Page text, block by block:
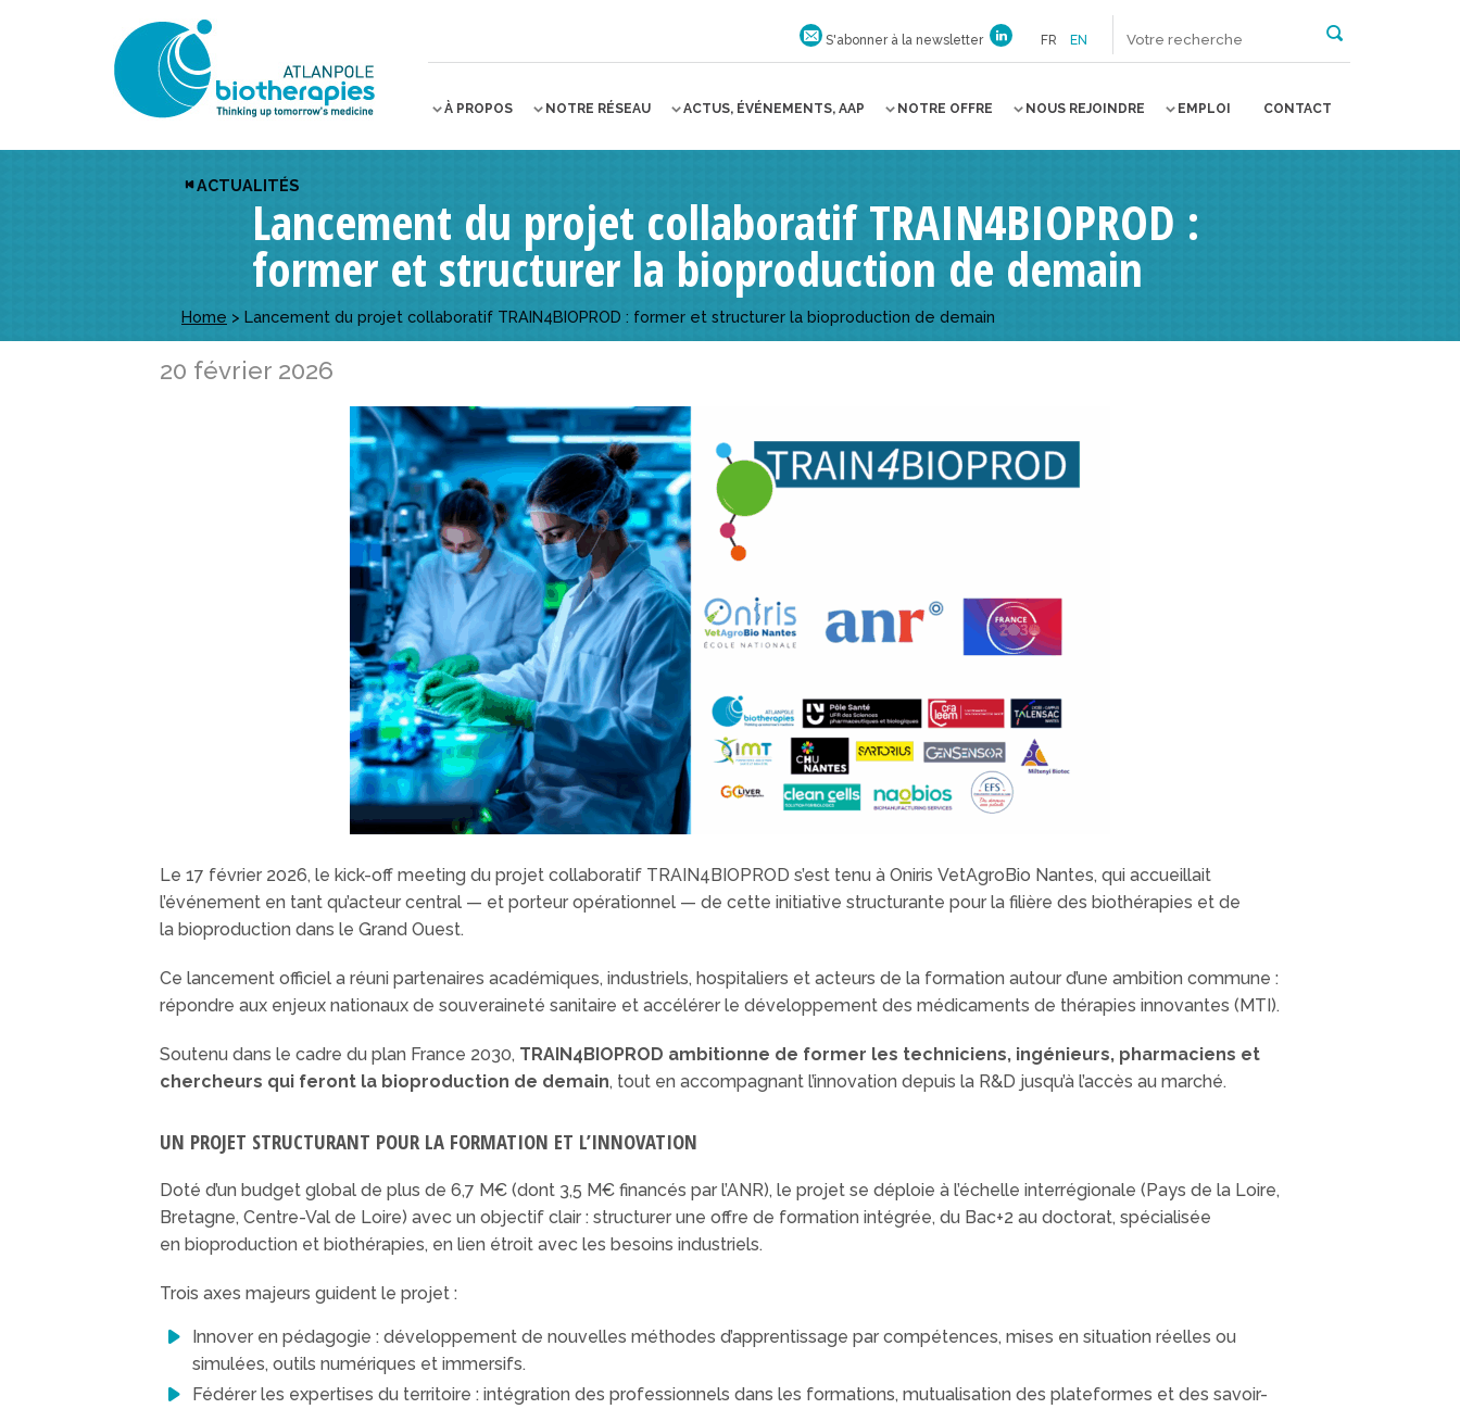
S'abonner à la newsletter FR EN
À PROPOS NOTRE RÉSEAU ACTUS, ÉVÉNEMENTS, AAP NOTRE OFFRE NOUS REJOINDRE EMPLOI CONTACT
ACTUALITÉS
Lancement du projet collaboratif TRAIN4BIOPROD :
former et structurer la bioproduction de demain
Home > Lancement du projet collaboratif TRAIN4BIOPROD : former et structurer la bioproduction de demain
20 février 2026
Le 17 février 2026, le kick-off meeting du projet collaboratif TRAIN4BIOPROD s’est tenu à Oniris VetAgroBio Nantes, qui accueillait
l’événement en tant qu’acteur central — et porteur opérationnel — de cette initiative structurante pour la filière des biothérapies et de
la bioproduction dans le Grand Ouest.
Ce lancement officiel a réuni partenaires académiques, industriels, hospitaliers et acteurs de la formation autour d’une ambition commune :
répondre aux enjeux nationaux de souveraineté sanitaire et accélérer le développement des médicaments de thérapies innovantes (MTI).
Soutenu dans le cadre du plan France 2030, TRAIN4BIOPROD ambitionne de former les techniciens, ingénieurs, pharmaciens et
chercheurs qui feront la bioproduction de demain, tout en accompagnant l’innovation depuis la R&D jusqu’à l’accès au marché.
UN PROJET STRUCTURANT POUR LA FORMATION ET L’INNOVATION
Doté d’un budget global de plus de 6,7 M€ (dont 3,5 M€ financés par l’ANR), le projet se déploie à l’échelle interrégionale (Pays de la Loire,
Bretagne, Centre-Val de Loire) avec un objectif clair : structurer une offre de formation intégrée, du Bac+2 au doctorat, spécialisée
en bioproduction et biothérapies, en lien étroit avec les besoins industriels.
Trois axes majeurs guident le projet :
Innover en pédagogie : développement de nouvelles méthodes d’apprentissage par compétences, mises en situation réelles ou
simulées, outils numériques et immersifs.
Fédérer les expertises du territoire : intégration des professionnels dans les formations, mutualisation des plateformes et des savoir-